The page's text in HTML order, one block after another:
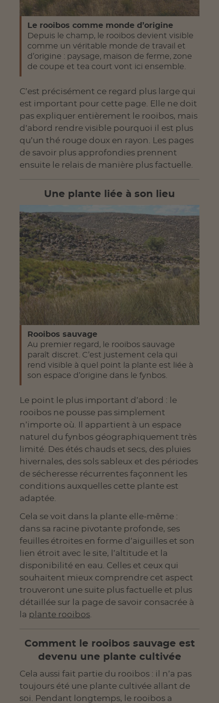
Le rooibos comme monde d’origine
Depuis le champ, le rooibos devient visible
comme un véritable monde de travail et
d’origine : paysage, maison de ferme, zone
de coupe et tea court vont ici ensemble.
C’est précisément ce regard plus large qui
est important pour cette page. Elle ne doit
pas expliquer entièrement le rooibos, mais
d’abord rendre visible pourquoi il est plus
qu’un thé rouge doux en rayon. Les pages
de savoir plus approfondies prennent
ensuite le relais de manière plus factuelle.
Une plante liée à son lieu
Rooibos sauvage
Au premier regard, le rooibos sauvage
paraît discret. C’est justement cela qui
rend visible à quel point la plante est liée à
son espace d’origine dans le fynbos.
Le point le plus important d’abord : le
rooibos ne pousse pas simplement
n’importe où. Il appartient à un espace
naturel du fynbos géographiquement très
limité. Des étés chauds et secs, des pluies
hivernales, des sols sableux et des périodes
de sécheresse récurrentes façonnent les
conditions auxquelles cette plante est
adaptée.
Cela se voit dans la plante elle-même :
dans sa racine pivotante profonde, ses
feuilles étroites en forme d’aiguilles et son
lien étroit avec le site, l’altitude et la
disponibilité en eau. Celles et ceux qui
souhaitent mieux comprendre cet aspect
trouveront une suite plus factuelle et plus
détaillée sur la page de savoir consacrée à
la plante rooibos
Comment le rooibos sauvage est
devenu une plante cultivée
Cela aussi fait partie du rooibos : il n’a pas
toujours été une plante cultivée allant de
soi. Pendant longtemps, le rooibos a